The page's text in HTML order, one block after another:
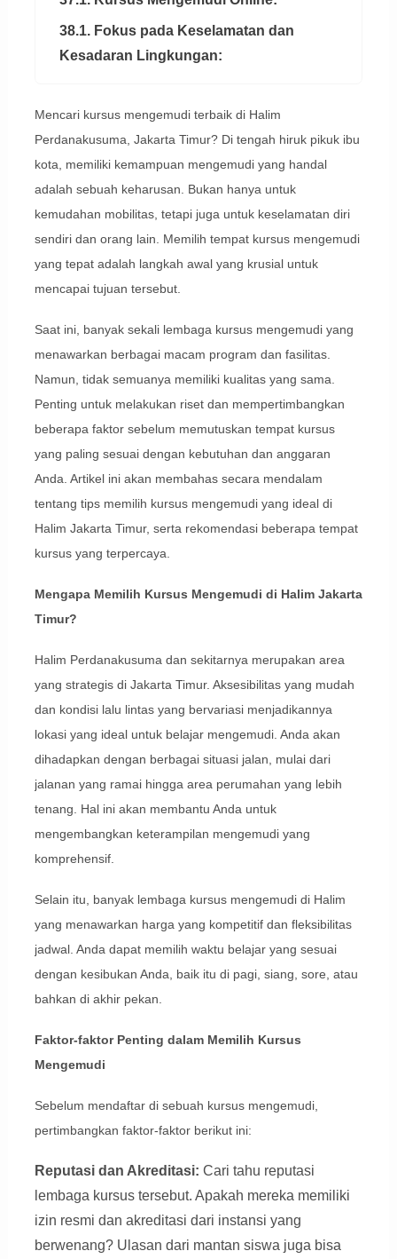
38.1. Fokus pada Keselamatan dan
Kesadaran Lingkungan:
Mencari kursus mengemudi terbaik di Halim
Perdanakusuma, Jakarta Timur? Di tengah hiruk pikuk ibu
kota, memiliki kemampuan mengemudi yang handal
adalah sebuah keharusan. Bukan hanya untuk
kemudahan mobilitas, tetapi juga untuk keselamatan diri
sendiri dan orang lain. Memilih tempat kursus mengemudi
yang tepat adalah langkah awal yang krusial untuk
mencapai tujuan tersebut.
Saat ini, banyak sekali lembaga kursus mengemudi yang
menawarkan berbagai macam program dan fasilitas.
Namun, tidak semuanya memiliki kualitas yang sama.
Penting untuk melakukan riset dan mempertimbangkan
beberapa faktor sebelum memutuskan tempat kursus
yang paling sesuai dengan kebutuhan dan anggaran
Anda. Artikel ini akan membahas secara mendalam
tentang tips memilih kursus mengemudi yang ideal di
Halim Jakarta Timur, serta rekomendasi beberapa tempat
kursus yang terpercaya.
Mengapa Memilih Kursus Mengemudi di Halim Jakarta
Timur?
Halim Perdanakusuma dan sekitarnya merupakan area
yang strategis di Jakarta Timur. Aksesibilitas yang mudah
dan kondisi lalu lintas yang bervariasi menjadikannya
lokasi yang ideal untuk belajar mengemudi. Anda akan
dihadapkan dengan berbagai situasi jalan, mulai dari
jalanan yang ramai hingga area perumahan yang lebih
tenang. Hal ini akan membantu Anda untuk
mengembangkan keterampilan mengemudi yang
komprehensif.
Selain itu, banyak lembaga kursus mengemudi di Halim
yang menawarkan harga yang kompetitif dan fleksibilitas
jadwal. Anda dapat memilih waktu belajar yang sesuai
dengan kesibukan Anda, baik itu di pagi, siang, sore, atau
bahkan di akhir pekan.
Faktor-faktor Penting dalam Memilih Kursus
Mengemudi
Sebelum mendaftar di sebuah kursus mengemudi,
pertimbangkan faktor-faktor berikut ini:
Reputasi dan Akreditasi: Cari tahu reputasi
lembaga kursus tersebut. Apakah mereka memiliki
izin resmi dan akreditasi dari instansi yang
berwenang? Ulasan dari mantan siswa juga bisa